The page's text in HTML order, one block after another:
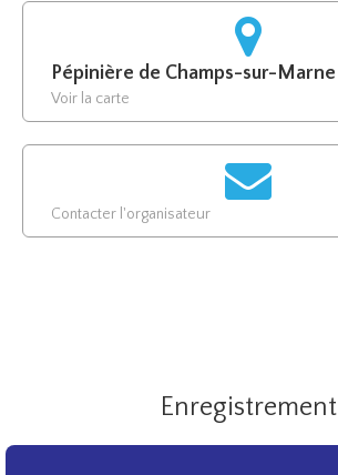
Pépinière de Champs-sur-Marne
Voir la carte
Contacter l'organisateur
Enregistrement